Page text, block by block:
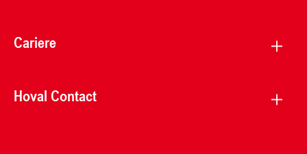
Cariere
Hoval Contact